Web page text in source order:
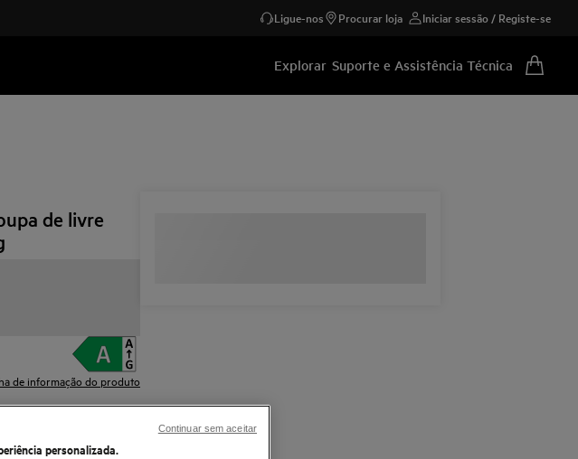
Ligue-nos Procurar loja Iniciar sessão / Registe-se
Explorar Suporte e Assistência Técnica
de livre
de informação do produto
os odores** e reduz
personalizada.
Continuar sem aceitar